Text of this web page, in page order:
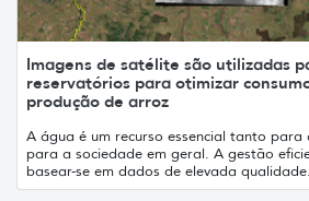
Imagens de satélite são utilizadas
reservatórios para otimizar
produção de arroz
A água é um recurso essencial tanto
para a sociedade em geral. A gestão
basear-se em dados de elevada